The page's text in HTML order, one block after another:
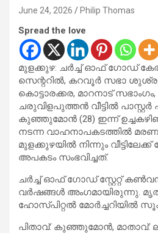
June 24, 2026 Philip Thomas
Spread the love
മുളക്കുഴ: ചർച്ച് ഓഫ് ഗോഡ്
സെന്ററിൽ, കറവൂർ സഭാ
കൊട്ടാരക്കര, മാറനാട് സഭാംഗം,
ചരുവിളപുത്തൻ വീട്ടിൽ
കുഞ്ഞുമോൻ (28) ഇന്ന്
നടന്ന വാഹനാപകടത്തിൽ മരണം
മുളക്കുഴയിൽ നിന്നും
അപകടം സംഭവിച്ചത്.
ചർച്ച് ഓഫ് ഗോഡ് സ്റ്റേറ്റ്
വർഷങ്ങൾ അംഗമായിരുന്നു.
ഹോസ്പിറ്റൽ മോർച്ചറിയിൽ
പിതാവ്: കുഞ്ഞുമോൻ, മാതാവ്: